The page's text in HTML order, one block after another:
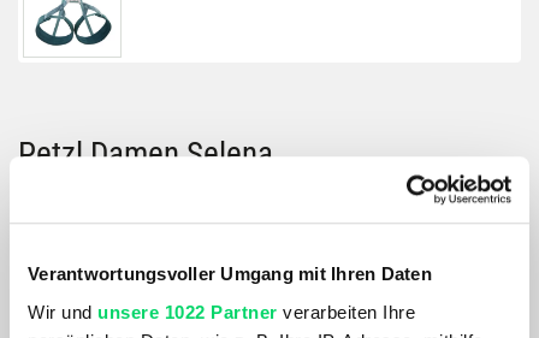
Verantwortungsvoller Umgang mit Ihren Daten
Wir und unsere 1022 Partner verarbeiten Ihre
Petzl Damen Selena
S